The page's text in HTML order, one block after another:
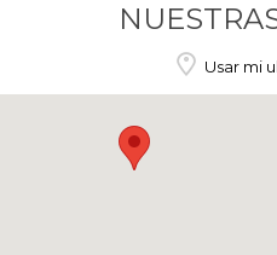
REGISTRO
Usar mi